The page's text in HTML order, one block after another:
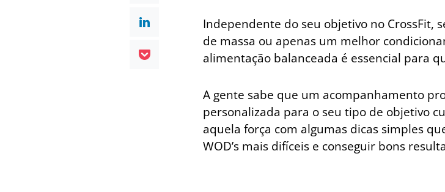
Independente do seu objetivo no CrossFit,
de massa ou apenas um melhor
alimentação balanceada é essencial para
A gente sabe que um acompanhamento
personalizada para o seu tipo de objetivo
aquela força com algumas dicas simples
WOD’s mais difíceis e conseguir bons